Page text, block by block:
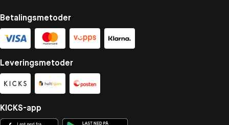
Betalingsmetoder
Leveringsmetoder
KICKS-app